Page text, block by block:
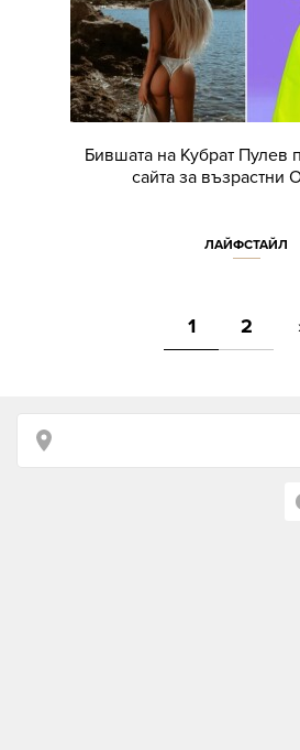
Бившата на Кубрат Пулев
сайта за възрастни
ЛАЙФСТАЙЛ
1 2